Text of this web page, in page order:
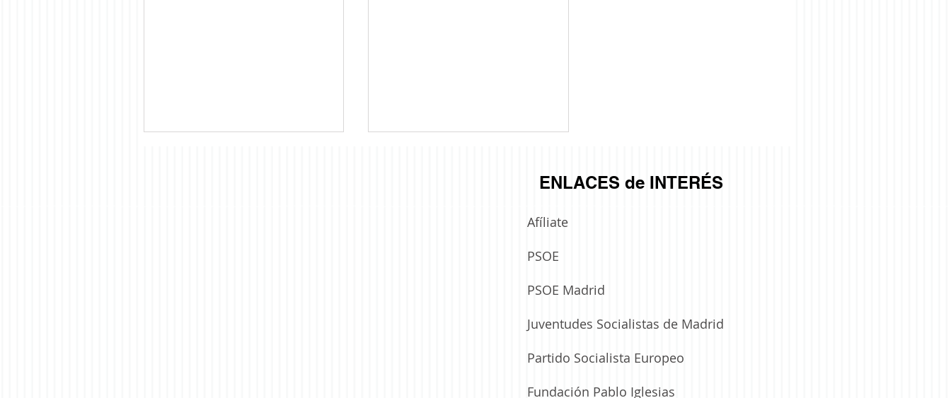
ENLACES de INTERÉS
Afíliate
PSOE
PSOE Madrid
Juventudes Socialistas de Madrid
Partido Socialista Europeo
Fundación Pablo Iglesias